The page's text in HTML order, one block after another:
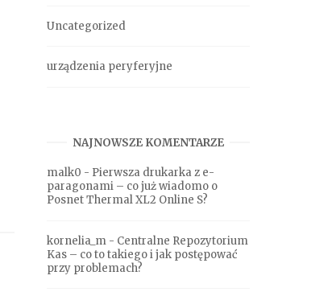
Uncategorized
urządzenia peryferyjne
NAJNOWSZE KOMENTARZE
malk0 - Pierwsza drukarka z e-
paragonami – co już wiadomo o
Posnet Thermal XL2 Online S?
kornelia_m - Centralne Repozytorium
Kas – co to takiego i jak postępować
przy problemach?